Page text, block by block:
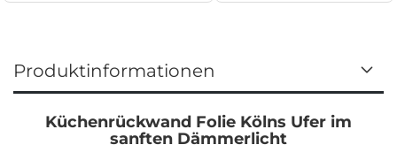
Produktinformationen
Küchenrückwand Folie Kölns Ufer im
sanften Dämmerlicht